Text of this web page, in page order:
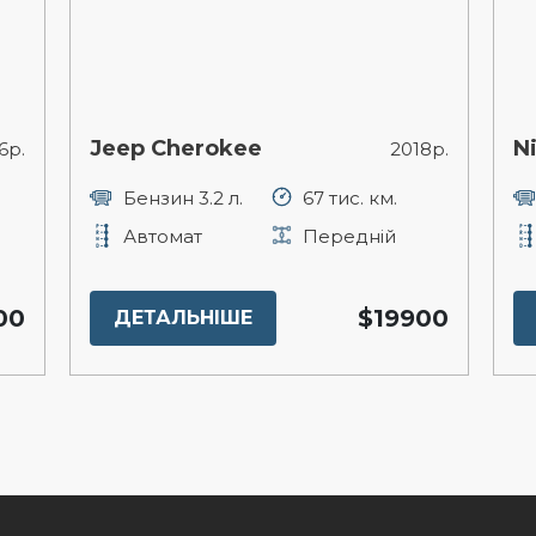
Jeep Cherokee 2018р.
Бензин 3.2 л.
67 тис. км.
Автомат
Передній
ДЕТАЛЬНІШЕ $19900